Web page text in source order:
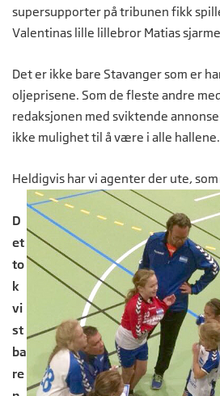
supersupporter på tribunen fikk
Valentinas lille lillebror Matias
Det er ikke bare Stavanger som er
oljeprisene. Som de fleste andre
redaksjonen med sviktende
ikke mulighet til å være i alle hallene.
Heldigvis har vi agenter der ute,
D
et
to
k
vi
st
ba
re